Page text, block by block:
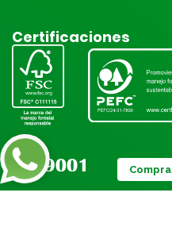
Certificaciones